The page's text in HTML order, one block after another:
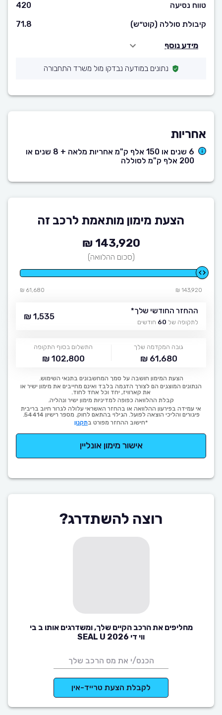
טווח נסיעה
420
קיבולת סוללה (קוט״ש)
71.8
מידע נוסף
נתונים במודעה נבדקו מול משרד התחבורה
אחריות
6 שנים או 150 אלף ק"מ אחריות מלאה + 8 שנים או
200 אלף ק"מ לסוללה
הצעת מימון מותאמת לרכב זה
143,920 ₪
(סכום ההלוואה)
143,920 ₪
61,680 ₪
ההחזר החודשי שלך*
לתקופה של 60 חודשים
1,535 ₪
גובה המקדמה שלך
61,680 ₪
התשלום בסוף התקופה
102,800 ₪
הצעת המימון חושבה על סמך המחשבונים בתנאי השימוש.
הנתונים המוצגים הם לצורך הדגמה בלבד ואינם מחייבים את מימון ישיר או
את קארוויז, יחד וכל אחד לחוד.
קבלת ההלוואה כפופה למדיניות מימון ישיר ונהליה.
אי עמידה בפירעון ההלוואה או בהחזר האשראי עלולה לגרור חיוב בריבית
פיגורים והליכי הוצאה לפועל. הגילוי בהתאם לחוק. מספר רישיון 54414.
*חישוב ההחזר מפורט בתקנון
אישור מימון אונליין
רוצה להשתדרג?
מחליפים את הרכב הקיים שלך, ומשדרגים אותו ב בי
ווי די SEAL U 2026
לקבלת הצעת טרייד-אין